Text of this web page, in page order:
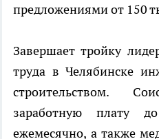
предложениями от 150
Завершает тройку
труда в Челябинске
строительством.
заработную плату
ежемесячно, а также